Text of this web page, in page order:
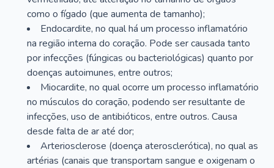
como o fígado (que aumenta de tamanho);
Endocardite, no qual há um processo inflamatório
na região interna do coração. Pode ser causada tanto
por infecções (fúngicas ou bacteriológicas) quanto por
doenças autoimunes, entre outros;
Miocardite, no qual ocorre um processo inflamatório
no músculos do coração, podendo ser resultante de
infecções, uso de antibióticos, entre outros. Causa
desde falta de ar até dor;
Arteriosclerose (doença aterosclerótica), no qual as
artérias (canais que transportam sangue e oxigenam o